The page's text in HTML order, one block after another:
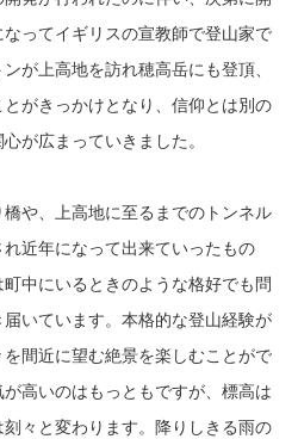
ってイギリスの宣教師で登山家で
が上高地を訪れ穂高岳にも登頂、
がきっかけとなり、信仰とは別の
が広まっていきました。
や、上高地に至るまでのトンネル
近年になって出来ていったもの
中にいるときのような格好でも問
いています。本格的な登山経験が
間近に望む絶景を楽しむことがで
高いのはもっともですが、標高は
々と変わります。降りしきる雨の